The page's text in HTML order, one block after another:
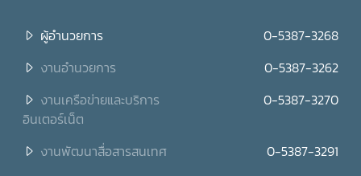
ผู้อำนวยการ
0-5387-3268
งานอำนวยการ
0-5387-3262
งานเครือข่ายและบริการ
อินเตอร์เน็ต
0-5387-3270
งานพัฒนาสื่อสารสนเทศ
0-5387-3291